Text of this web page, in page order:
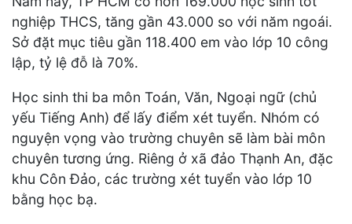
nghiệp THCS, tăng gần 43.000 so với năm ngoái.
Sở đặt mục tiêu gần 118.400 em vào lớp 10 công
lập, tỷ lệ đỗ là 70%.
Học sinh thi ba môn Toán, Văn, Ngoại ngữ (chủ
yếu Tiếng Anh) để lấy điểm xét tuyển. Nhóm có
nguyện vọng vào trường chuyên sẽ làm bài môn
chuyên tương ứng. Riêng ở xã đảo Thạnh An, đặc
khu Côn Đảo, các trường xét tuyển vào lớp 10
bằng học bạ.